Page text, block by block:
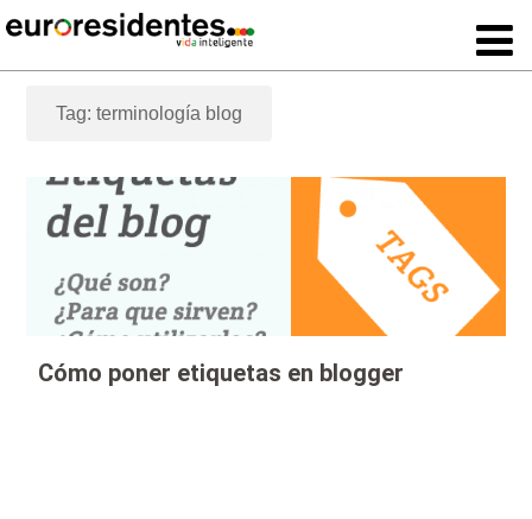
Tag: terminología blog
Cómo poner etiquetas en blogger